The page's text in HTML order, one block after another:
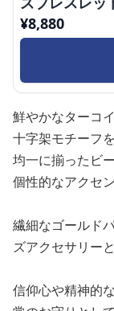
¥8,880
鮮やかなターコ
十字架モチーフ
均一に揃ったビ
個性的なアクセ
繊細なゴールド
ズアクセサリー
信仰心や精神的